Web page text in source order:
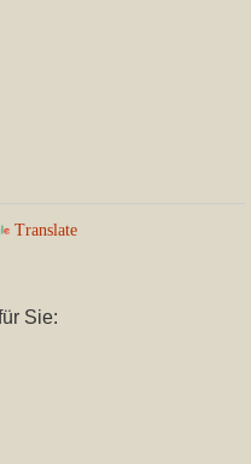
Translate
Sie: